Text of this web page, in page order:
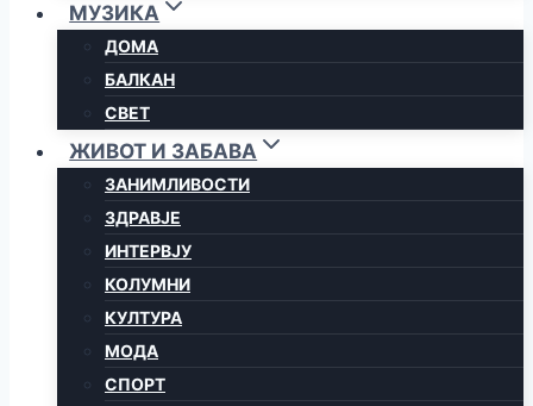
МУЗИКА
ДОМА
БАЛКАН
СВЕТ
ЖИВОТ И ЗАБАВА
ЗАНИМЛИВОСТИ
ЗДРАВЈЕ
ИНТЕРВЈУ
КОЛУМНИ
КУЛТУРА
МОДА
СПОРТ